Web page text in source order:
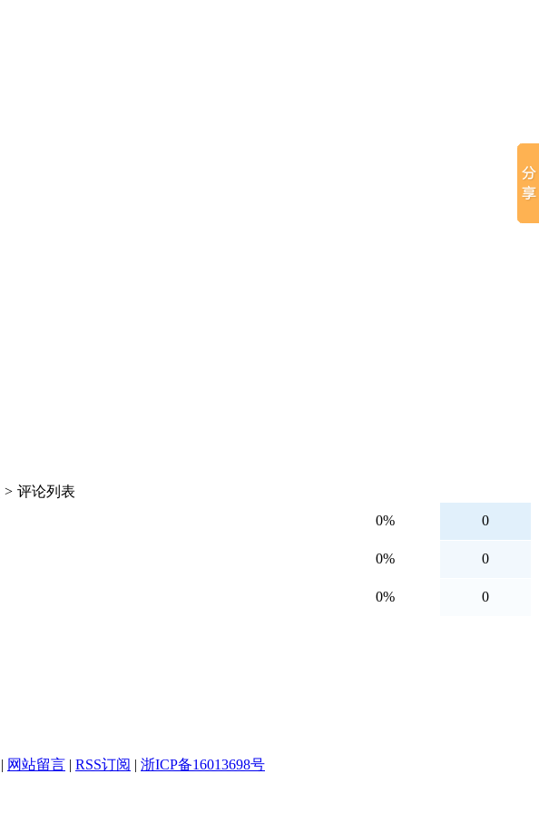
> 评论列表
0% 0
0% 0
0% 0
| 网站留言 | RSS订阅 | 浙ICP备16013698号